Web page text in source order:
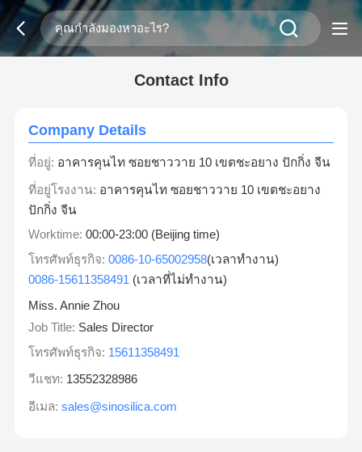
Contact Info
Company Details
ที่อยู่: อาคารคุนไท ซอยชาววาย 10 เขตชะอยาง ปักกิ่ง จีน
ที่อยู่โรงงาน: อาคารคุนไท ซอยชาววาย 10 เขตชะอยาง
ปักกิ่ง จีน
Worktime: 00:00-23:00 (Beijing time)
โทรศัพท์ธุรกิจ: 0086-10-65002958(เวลาทำงาน)
0086-15611358491 (เวลาที่ไม่ทำงาน)
Miss. Annie Zhou
Job Title: Sales Director
โทรศัพท์ธุรกิจ: 15611358491
วีแชท: 13552328986
อีเมล: sales@sinosilica.com